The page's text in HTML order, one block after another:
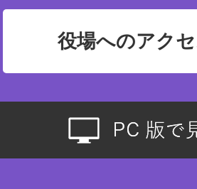
役場へのアク